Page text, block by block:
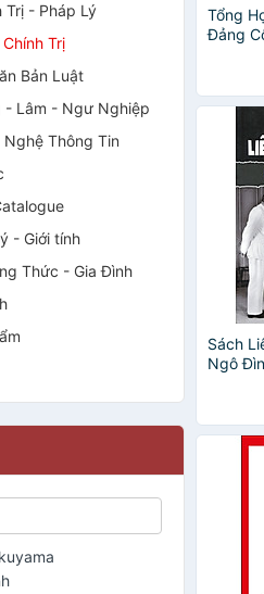
Trị - Pháp Lý
Trị
Bản Luật
- Lâm - Ngư Nghiệp
Nghệ Thông Tin
- Giới tính
Thức - Gia Đình
Tổng
Đảng
Sách
Ngô